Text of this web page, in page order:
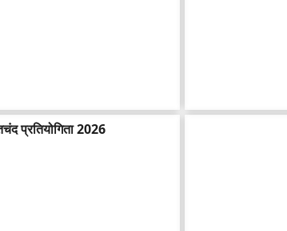
प्रतियोगिता 2026